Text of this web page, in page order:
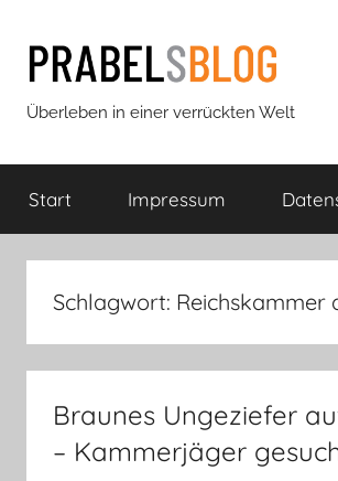
Inhalt
springen
Prabels
Blog
Überleben in einer verrückten Welt
Start Impressum
Schlagwort: Reichskammer
Braunes Ungeziefer
– Kammerjäger